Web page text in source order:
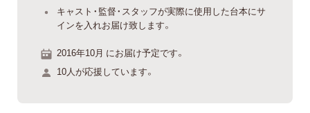
キャスト・監督・スタッフが実際に使用した台本にサ
インを入れお届け致します。
2016年10月 にお届け予定です。
10人が応援しています。